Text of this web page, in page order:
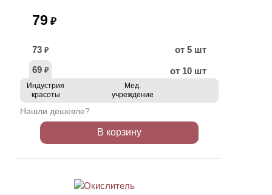
79 ₽
73 ₽
от 5 шт
69 ₽ от 10 шт
Индустрия
красоты
Мед.
учреждение
Нашли дешевле?
В корзину